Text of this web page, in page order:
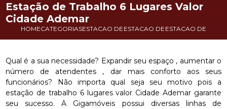
HOMECATEGORIASESTACAO DE TRABALHOESTACAO DE TRABALHO 8
ESTACAO DE
Estação de Trabalho 6 Lugares Valor
Cidade Ademar
Qual é a sua necessidade? Expandir seu espaço , aumentar o
número de atendentes , dar mais conforto aos seus
funcionários? Não importa qual seja seu motivo pois a
estação de trabalho 6 lugares valor Cidade Ademar garante
seu sucesso. A Gigamóveis possui diversas linhas de